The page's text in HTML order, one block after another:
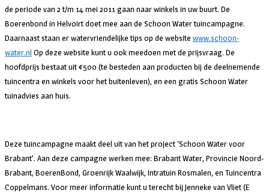
de periode van 2 t/m 14 mei 2011 gaan naar winkels in uw buurt. De
Boerenbond in Helvoirt doet mee aan de Schoon Water tuincampagne.
Daarnaast staan er watervriendelijke tips op de website www.schoon-
water.nl Op deze website kunt u ook meedoen met de prijsvraag. De
hoofdprijs bestaat uit €500 (te besteden aan producten bij de deelnemende
tuincentra en winkels voor het buitenleven), en een gratis Schoon Water
tuinadvies aan huis.
Deze tuincampagne maakt deel uit van het project ‘Schoon Water voor
Brabant’. Aan deze campagne werken mee: Brabant Water, Provincie Noord-
Brabant, BoerenBond, Groenrijk Waalwijk, Intratuin Rosmalen, en Tuincentra
Coppelmans. Voor meer informatie kunt u terecht bij Jenneke van Vliet (E